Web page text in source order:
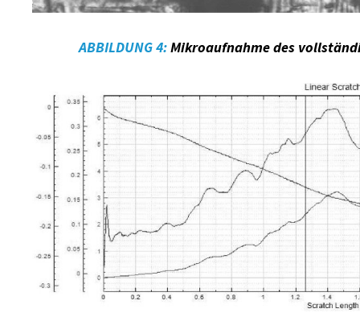
ABBILDUNG 4:Mikroaufnahme des